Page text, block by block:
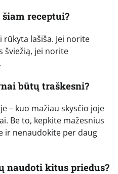
receptui?
rūkyta lašiša. Jei norite
šviežią, jei norite
būtų traškesni?
– kuo mažiau skysčio joje
Be to, kepkite mažesnius
ir nenaudokite per daug
naudoti kitus priedus?